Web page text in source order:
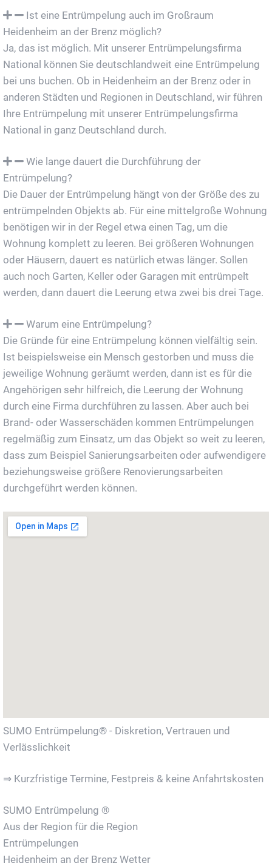
Ist eine Entrümpelung auch im Großraum
Heidenheim an der Brenz möglich?
Ja, das ist möglich. Mit unserer Entrümpelungsfirma
National können Sie deutschlandweit eine Entrümpelung
bei uns buchen. Ob in Heidenheim an der Brenz oder in
anderen Städten und Regionen in Deutschland, wir führen
Ihre Entrümpelung mit unserer Entrümpelungsfirma
National in ganz Deutschland durch.
Wie lange dauert die Durchführung der
Entrümpelung?
Die Dauer der Entrümpelung hängt von der Größe des zu
entrümpelnden Objekts ab. Für eine mittelgroße Wohnung
benötigen wir in der Regel etwa einen Tag, um die
Wohnung komplett zu leeren. Bei größeren Wohnungen
oder Häusern, dauert es natürlich etwas länger. Sollen
auch noch Garten, Keller oder Garagen mit entrümpelt
werden, dann dauert die Leerung etwa zwei bis drei Tage.
Warum eine Entrümpelung?
Die Gründe für eine Entrümpelung können vielfältig sein.
Ist beispielsweise ein Mensch gestorben und muss die
jeweilige Wohnung geräumt werden, dann ist es für die
Angehörigen sehr hilfreich, die Leerung der Wohnung
durch eine Firma durchführen zu lassen. Aber auch bei
Brand- oder Wasserschäden kommen Entrümpelungen
regelmäßig zum Einsatz, um das Objekt so weit zu leeren,
dass zum Beispiel Sanierungsarbeiten oder aufwendigere
beziehungsweise größere Renovierungsarbeiten
durchgeführt werden können.
SUMO Entrümpelung® - Diskretion, Vertrauen und
Verlässlichkeit
⇒ Kurzfristige Termine, Festpreis & keine Anfahrtskosten
SUMO Entrümpelung ®
Aus der Region für die Region
Entrümpelungen
Heidenheim an der Brenz Wetter